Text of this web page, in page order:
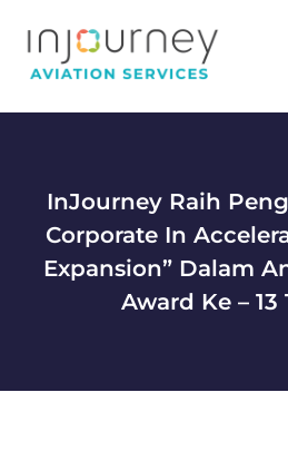
InJourney Raih
Corporate In
Expansion” Dalam
Award Ke – 13